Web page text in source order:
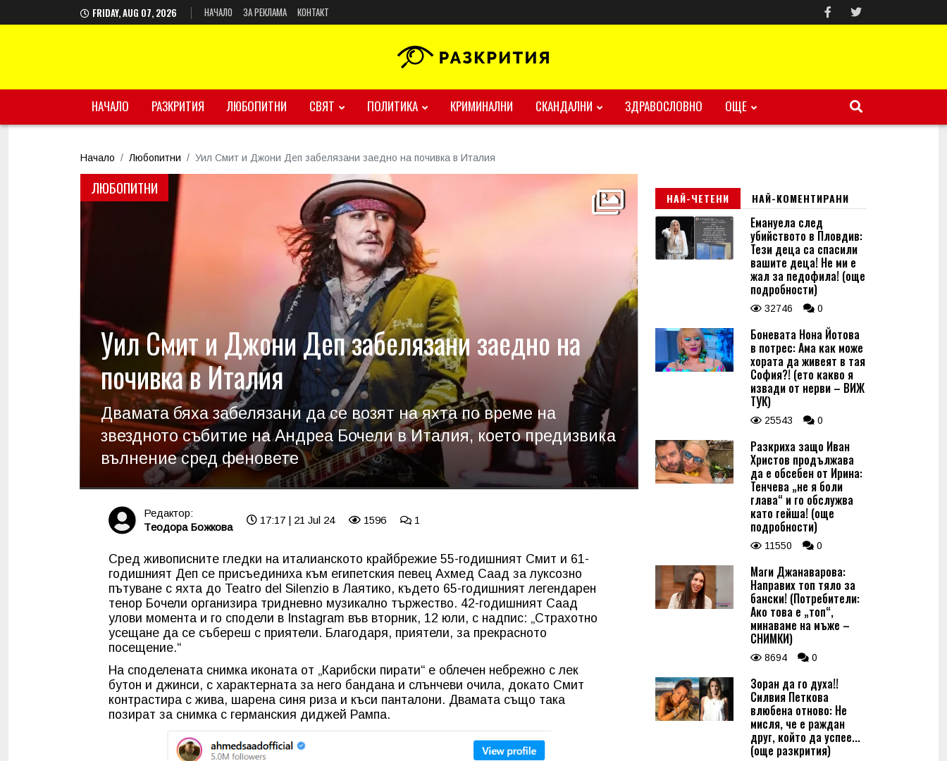
FRIDAY, AUG 07, 2026 НАЧАЛО ЗА РЕКЛАМА КОНТАКТ
НАЧАЛО РАЗКРИТИЯ ЛЮБОПИТНИ СВЯТ ПОЛИТИКА КРИМИНАЛНИ СКАНДАЛНИ ЗДРАВОСЛОВНО ОЩЕ
Начало Любопитни Уил Смит и Джони Деп забелязани заедно на почивка в Италия
ЛЮБОПИТНИ
Уил Смит и Джони Деп забелязани заедно на
почивка в Италия
Двамата бяха забелязани да се возят на яхта по време на
звездното събитие на Андреа Бочели в Италия, което предизвика
вълнение сред феновете
Редактор:
Tеодора Божкова
17:17 | 21 Jul 24 1596 1
Сред живописните гледки на италианското крайбрежие 55-годишният Смит и 61-
годишният Деп се присъединиха към египетския певец Ахмед Саад за луксозно
пътуване с яхта до Teatro del Silenzio в Лаятико, където 65-годишният легендарен
тенор Бочели организира тридневно музикално тържество. 42-годишният Саад
улови момента и го сподели в Instagram във вторник, 12 юли, с надпис: „Страхотно
усещане да се събереш с приятели. Благодаря, приятели, за прекрасното
посещение.“
На споделената снимка иконата от „Карибски пирати“ е облечен небрежно с лек
бутон и джинси, с характерната за него бандана и слънчеви очила, докато Смит
контрастира с жива, шарена синя риза и къси панталони. Двамата също така
позират за снимка с германския диджей Рампа.
НАЙ-ЧЕТЕНИ НАЙ-КОМЕНТИРАНИ
Емануела след
убийството в Пловдив:
Тези деца са спасили
вашите деца! Не ми е
жал за педофила! (още
подробности)
32746 0
Боневата Нона Йотова
в потрес: Ама как може
хората да живеят в тая
София?! (ето какво я
извади от нерви – ВИЖ
ТУК)
25543 0
Разкриха защо Иван
Христов продължава
да е обсебен от Ирина:
Тенчева „не я боли
глава“ и го обслужва
като гейша! (още
подробности)
11550 0
Маги Джанаварова:
Направих топ тяло за
бански! (Потребители:
Ако това е „топ“,
минаваме на мъже –
СНИМКИ)
8694 0
Зоран да го духа!!
Силвия Петкова
влюбена отново: Не
мисля, че е раждан
друг, който да успее...
(още разкрития)